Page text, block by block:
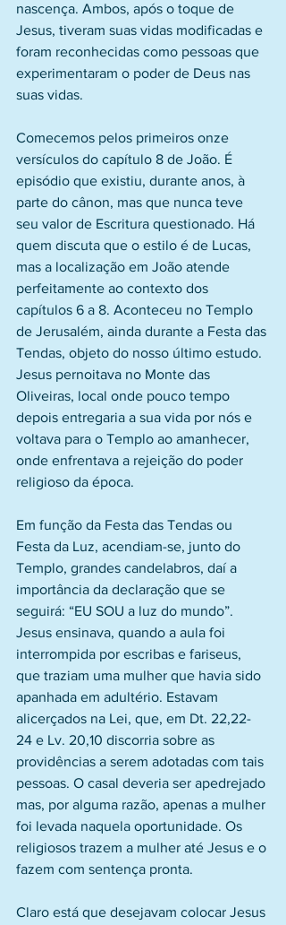
nascença. Ambos, após o toque de
Jesus, tiveram suas vidas modificadas e
foram reconhecidas como pessoas que
experimentaram o poder de Deus nas
suas vidas.
Comecemos pelos primeiros onze
versículos do capítulo 8 de João. É
episódio que existiu, durante anos, à
parte do cânon, mas que nunca teve
seu valor de Escritura questionado. Há
quem discuta que o estilo é de Lucas,
mas a localização em João atende
perfeitamente ao contexto dos
capítulos 6 a 8. Aconteceu no Templo
de Jerusalém, ainda durante a Festa das
Tendas, objeto do nosso último estudo.
Jesus pernoitava no Monte das
Oliveiras, local onde pouco tempo
depois entregaria a sua vida por nós e
voltava para o Templo ao amanhecer,
onde enfrentava a rejeição do poder
religioso da época.
Em função da Festa das Tendas ou
Festa da Luz, acendiam-se, junto do
Templo, grandes candelabros, daí a
importância da declaração que se
seguirá: “EU SOU a luz do mundo”.
Jesus ensinava, quando a aula foi
interrompida por escribas e fariseus,
que traziam uma mulher que havia sido
apanhada em adultério. Estavam
alicerçados na Lei, que, em Dt. 22,22-
24 e Lv. 20,10 discorria sobre as
providências a serem adotadas com tais
pessoas. O casal deveria ser apedrejado
mas, por alguma razão, apenas a mulher
foi levada naquela oportunidade. Os
religiosos trazem a mulher até Jesus e o
fazem com sentença pronta.
Claro está que desejavam colocar Jesus